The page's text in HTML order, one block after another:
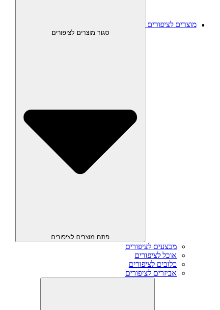
מוצרים לציפורים
סגור מוצרים לציפורים
פתח מוצרים לציפורים
מבצעים לציפורים
אוכל לציפורים
כלובים לציפורים
אביזרים לציפורים